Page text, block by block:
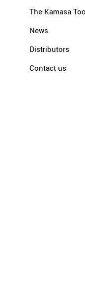
The Kamasa
News
Distributors
Contact us